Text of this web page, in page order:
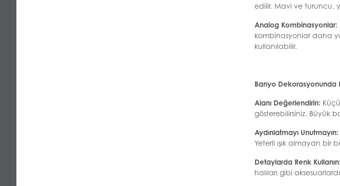
edilir. Mavi ve turuncu,
Analog Kombinasyonlar:
kombinasyonlar daha
kullanılabilir.
Banyo Dekorasyonunda
Alanı Değerlendirin:
gösterebilirsiniz. Büyük
Aydınlatmayı Unutmayın:
Yeterli ışık almayan bir
Detaylarda Renk Kullanın:
halıları gibi